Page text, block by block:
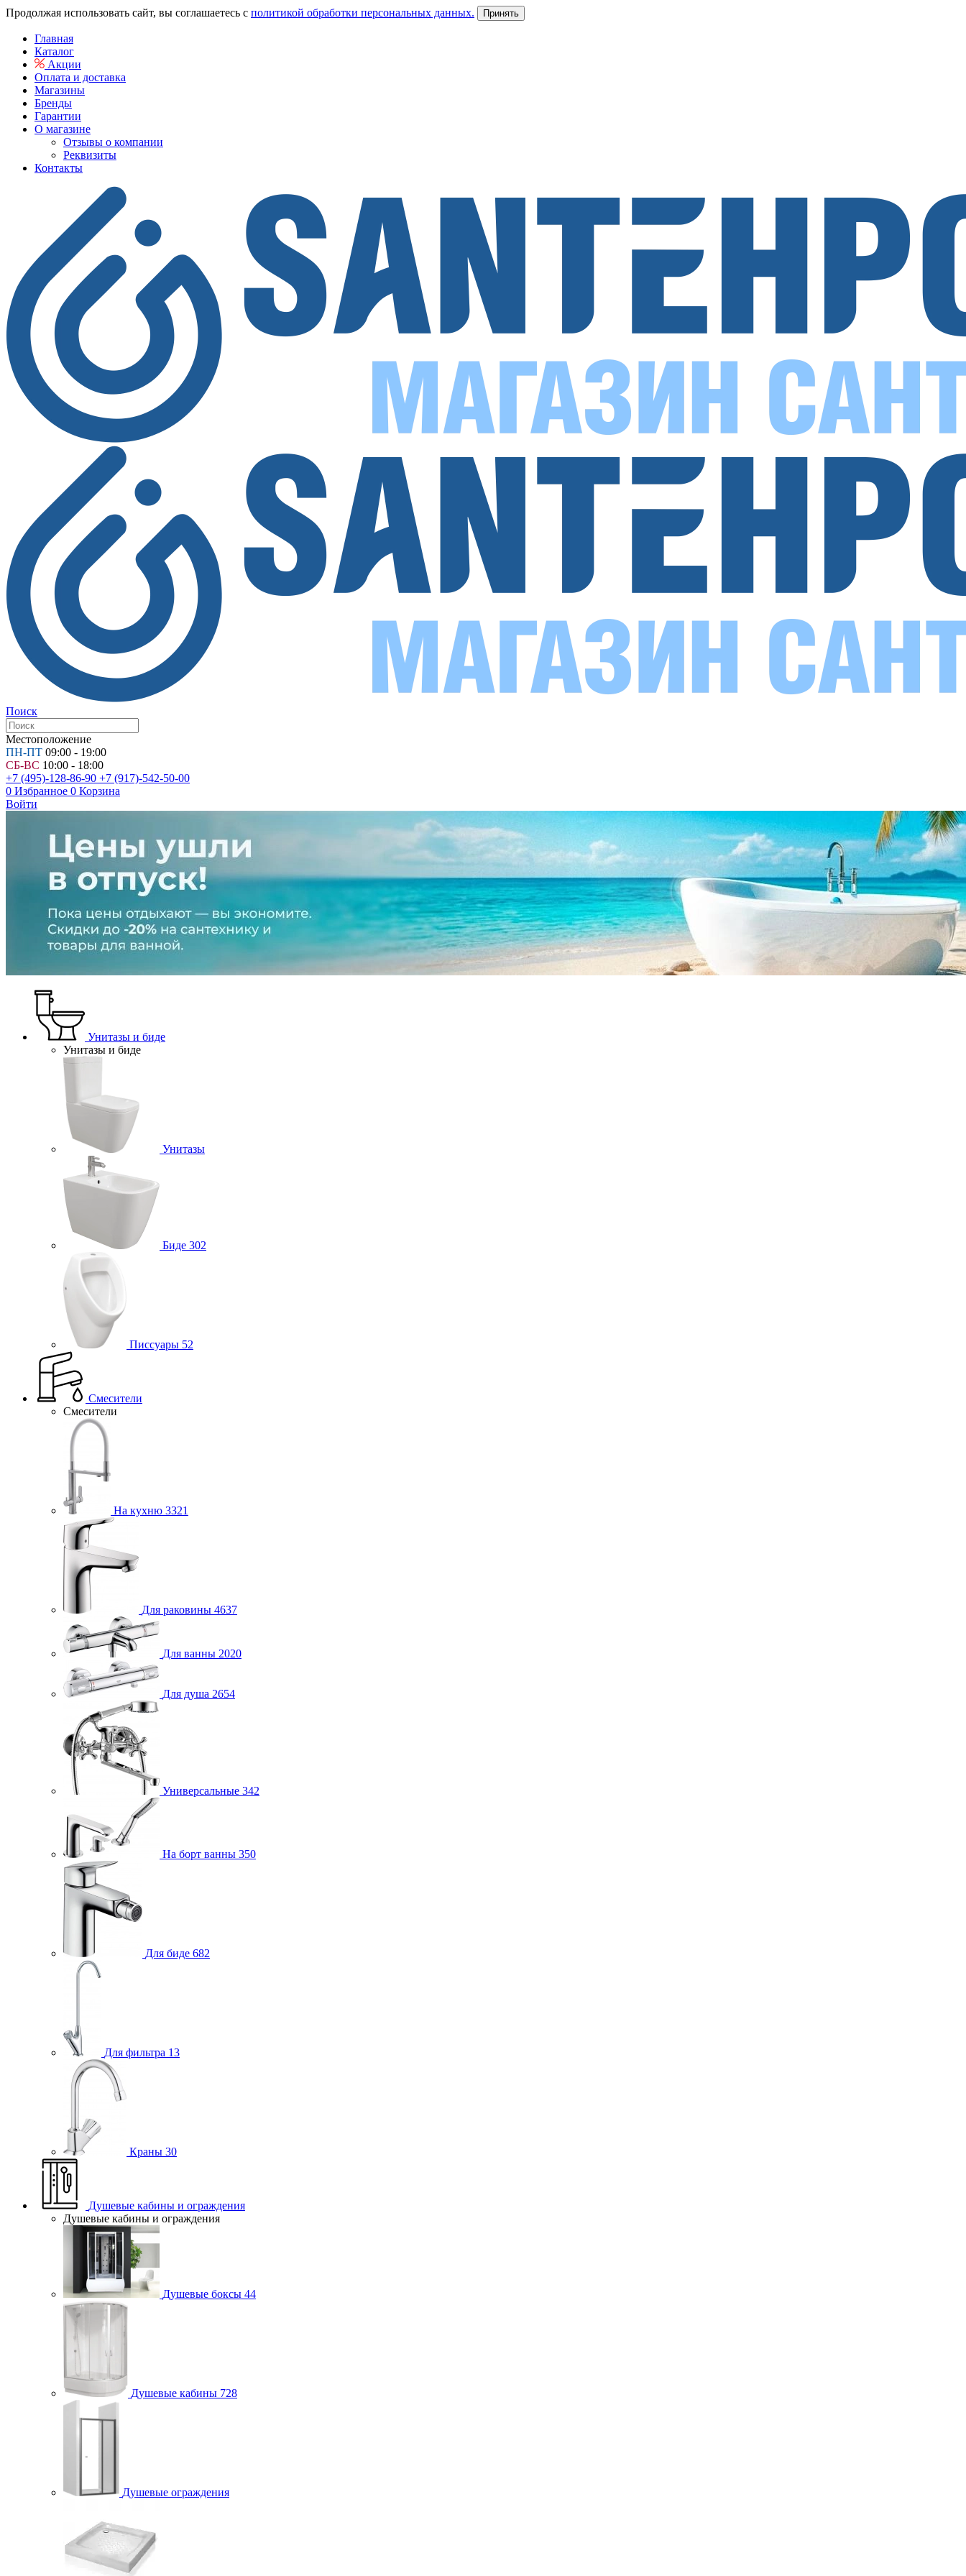
Продолжая использовать сайт, вы соглашаетесь с политикой обработки персональных данных. Принять
Главная
Каталог
Акции
Оплата и доставка
Магазины
Бренды
Гарантии
О магазине
Отзывы о компании
Реквизиты
Контакты
Поиск
Местоположение
ПН-ПТ 09:00 - 19:00
СБ-ВС 10:00 - 18:00
+7 (495)-128-86-90 +7 (917)-542-50-00
0 Избранное 0 Корзина
Войти
Унитазы и биде
Унитазы и биде
Унитазы
Биде 302
Писсуары 52
Смесители
Смесители
На кухню 3321
Для раковины 4637
Для ванны 2020
Для душа 2654
Универсальные 342
На борт ванны 350
Для биде 682
Для фильтра 13
Краны 30
Душевые кабины и ограждения
Душевые кабины и ограждения
Душевые боксы 44
Душевые кабины 728
Душевые ограждения